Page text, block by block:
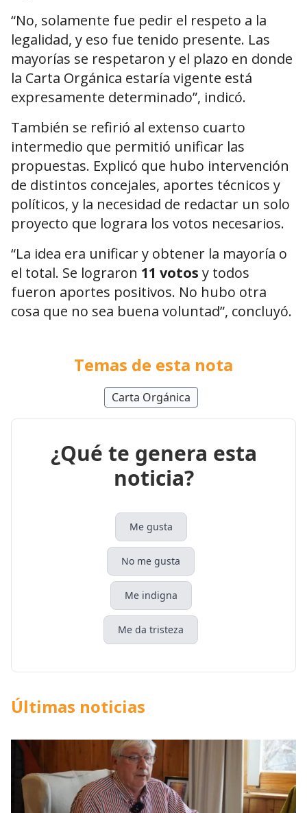
“No, solamente fue pedir el respeto a la
legalidad, y eso fue tenido presente. Las
mayorías se respetaron y el plazo en donde
la Carta Orgánica estaría vigente está
expresamente determinado”, indicó.
También se refirió al extenso cuarto
intermedio que permitió unificar las
propuestas. Explicó que hubo intervención
de distintos concejales, aportes técnicos y
políticos, y la necesidad de redactar un solo
proyecto que lograra los votos necesarios.
“La idea era unificar y obtener la mayoría o
el total. Se lograron 11 votos y todos
fueron aportes positivos. No hubo otra
cosa que no sea buena voluntad”, concluyó.
Temas de esta nota
Carta Orgánica
¿Qué te genera esta
noticia?
Me gusta
No me gusta
Me indigna
Me da tristeza
Últimas noticias